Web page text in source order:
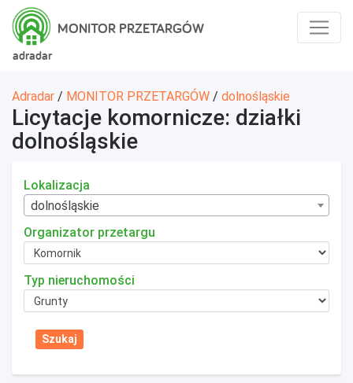
adradar
MONITOR PRZETARGÓW
Adradar / MONITOR PRZETARGÓW / dolnośląskie
Licytacje komornicze: działki
dolnośląskie
Lokalizacja
dolnośląskie
Organizator przetargu
Typ nieruchomości